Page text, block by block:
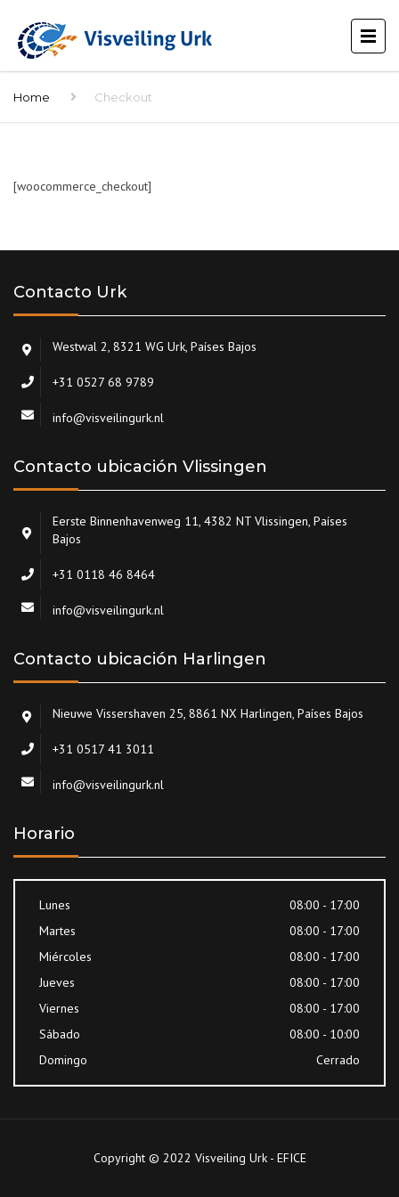
Home Checkout
[woocommerce_checkout]
Contacto Urk
Westwal 2, 8321 WG Urk, Países Bajos
+31 0527 68 9789
info@visveilingurk.nl
Contacto ubicación Vlissingen
Eerste Binnenhavenweg 11, 4382 NT Vlissingen, Países
Bajos
+31 0118 46 8464
info@visveilingurk.nl
Contacto ubicación Harlingen
Nieuwe Vissershaven 25, 8861 NX Harlingen, Países Bajos
+31 0517 41 3011
info@visveilingurk.nl
Horario
Lunes
08:00 - 17:00
Martes
08:00 - 17:00
Miércoles
08:00 - 17:00
Jueves
08:00 - 17:00
Viernes
08:00 - 17:00
Sábado
08:00 - 10:00
Domingo
Cerrado
Copyright © 2022 Visveiling Urk - EFICE